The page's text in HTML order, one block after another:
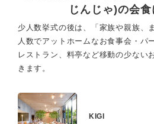
じんじゃ)の会
少人数挙式の後は、「家族や親族、
人数でアットホームなお食事会・パ
レストラン、料亭など移動の少ない
きます。
KIGI